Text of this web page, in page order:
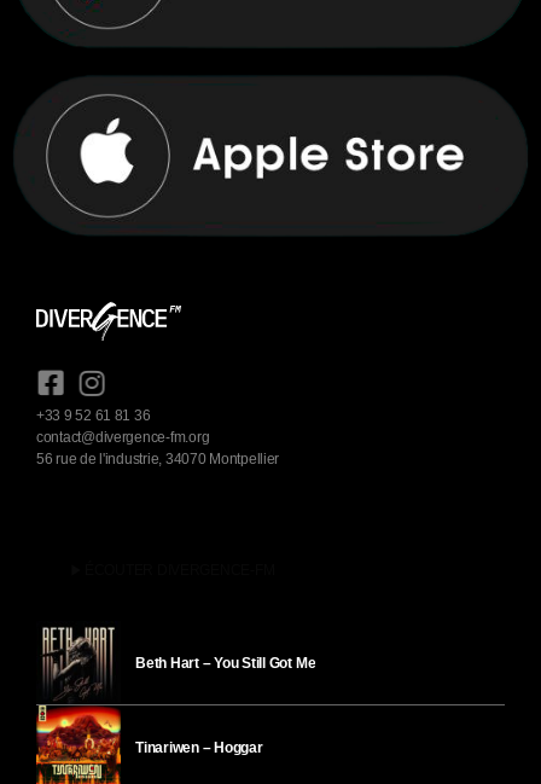
+33 9 52 61 81 36
contact@divergence-fm.org
56 rue de l'industrie, 34070 Montpellier
Beth Hart – You Still Got Me
Tinariwen – Hoggar